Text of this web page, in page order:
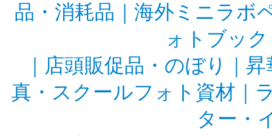
品・消耗品
海外ミニラボ
ォトブッ
店頭販促品・のぼり
昇
真・スクールフォト資材
ター・